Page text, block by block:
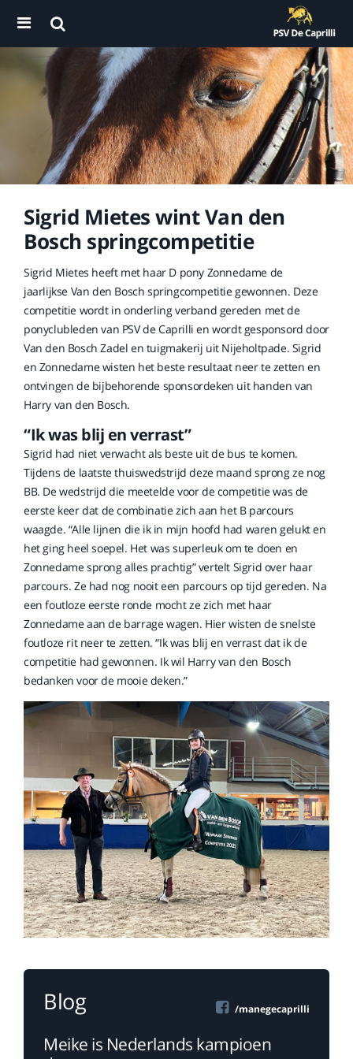
Sigrid Mietes wint Van den
Bosch springcompetitie
Sigrid Mietes heeft met haar D pony Zonnedame de
jaarlijkse Van den Bosch springcompetitie gewonnen. Deze
competitie wordt in onderling verband gereden met de
ponyclubleden van PSV de Caprilli en wordt gesponsord door
Van den Bosch Zadel en tuigmakerij uit Nijeholtpade. Sigrid
en Zonnedame wisten het beste resultaat neer te zetten en
ontvingen de bijbehorende sponsordeken uit handen van
Harry van den Bosch.
“Ik was blij en verrast”
Sigrid had niet verwacht als beste uit de bus te komen.
Tijdens de laatste thuiswedstrijd deze maand sprong ze nog
BB. De wedstrijd die meetelde voor de competitie was de
eerste keer dat de combinatie zich aan het B parcours
waagde. “Alle lijnen die ik in mijn hoofd had waren gelukt en
het ging heel soepel. Het was superleuk om te doen en
Zonnedame sprong alles prachtig” vertelt Sigrid over haar
parcours. Ze had nog nooit een parcours op tijd gereden. Na
een foutloze eerste ronde mocht ze zich met haar
Zonnedame aan de barrage wagen. Hier wisten de snelste
foutloze rit neer te zetten. “Ik was blij en verrast dat ik de
competitie had gewonnen. Ik wil Harry van den Bosch
bedanken voor de mooie deken.”
Blog /manegecaprilli
Meike is Nederlands kampioen